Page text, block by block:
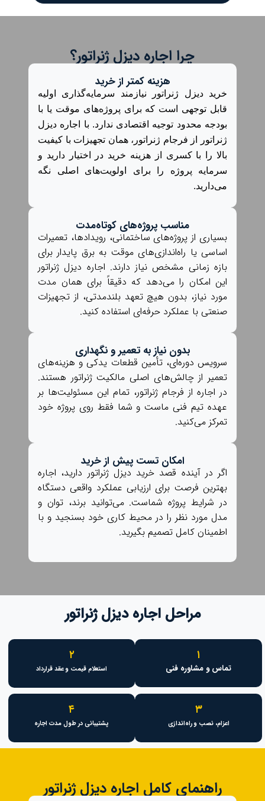
چرا اجاره دیزل ژنراتور؟
هزینه کمتر از خرید
خرید دیزل ژنراتور نیازمند سرمایه‌گذاری اولیه
قابل توجهی است که برای پروژه‌های موقت یا با
بودجه محدود توجیه اقتصادی ندارد. با اجاره دیزل
ژنراتور از فرجام ژنراتور، همان تجهیزات با کیفیت
بالا را با کسری از هزینه خرید در اختیار دارید و
سرمایه پروژه را برای اولویت‌های اصلی نگه
می‌دارید.
مناسب پروژه‌های کوتاه‌مدت
بسیاری از پروژه‌های ساختمانی، رویدادها، تعمیرات
اساسی یا راه‌اندازی‌های موقت به برق پایدار برای
بازه زمانی مشخص نیاز دارند. اجاره دیزل ژنراتور
این امکان را می‌دهد که دقیقاً برای همان مدت
مورد نیاز، بدون هیچ تعهد بلندمدتی، از تجهیزات
صنعتی با عملکرد حرفه‌ای استفاده کنید.
بدون نیاز به تعمیر و نگهداری
سرویس دوره‌ای، تأمین قطعات یدکی و هزینه‌های
تعمیر از چالش‌های اصلی مالکیت ژنراتور هستند.
در اجاره از فرجام ژنراتور، تمام این مسئولیت‌ها بر
عهده تیم فنی ماست و شما فقط روی پروژه خود
تمرکز می‌کنید.
امکان تست پیش از خرید
اگر در آینده قصد خرید دیزل ژنراتور دارید، اجاره
بهترین فرصت برای ارزیابی عملکرد واقعی دستگاه
در شرایط پروژه شماست. می‌توانید برند، توان و
مدل مورد نظر را در محیط کاری خود بسنجید و با
اطمینان کامل تصمیم بگیرید.
مراحل اجاره دیزل ژنراتور
۱
تماس و مشاوره فنی
۲
استعلام قیمت و عقد قرارداد
۳
اعزام، نصب و راه‌اندازی
۴
پشتیبانی در طول مدت اجاره
راهنمای کامل اجاره دیزل ژنراتور